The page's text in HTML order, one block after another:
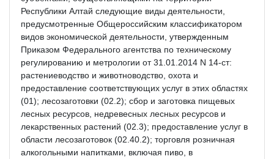
Республики Алтай следующие виды деятельности,
предусмотренные Общероссийским классификатором
видов экономической деятельности, утвержденным
Приказом Федерального агентства по техническому
регулированию и метрологии от 31.01.2014 N 14-ст:
растениеводство и животноводство, охота и
предоставление соответствующих услуг в этих областях
(01); лесозаготовки (02.2); сбор и заготовка пищевых
лесных ресурсов, недревесных лесных ресурсов и
лекарственных растений (02.3); предоставление услуг в
области лесозаготовок (02.40.2); торговля розничная
алкогольными напитками, включая пиво, в